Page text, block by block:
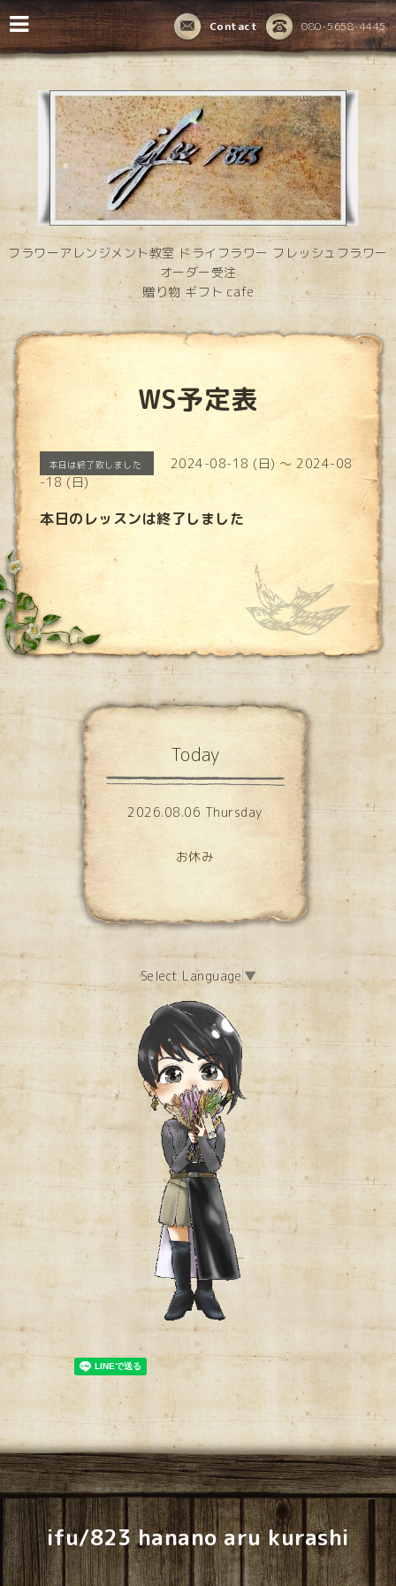
080-5658-4445
Contact
フラワーアレンジメント教室 ドライフラワー フレッシュフラワー
オーダー受注
贈り物 ギフト cafe
WS予定表
本日は終了致しました
2024-08-18 (日) ～ 2024-08
-18 (日)
本日のレッスンは終了しました
Today
2026.08.06 Thursday
お休み
Select Language ▼
ifu/823 hanano aru kurashi